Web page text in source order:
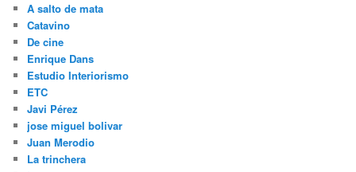
A salto de mata
Catavino
De cine
Enrique Dans
Estudio Interiorismo
ETC
Javi Pérez
jose miguel bolivar
Juan Merodio
La trinchera